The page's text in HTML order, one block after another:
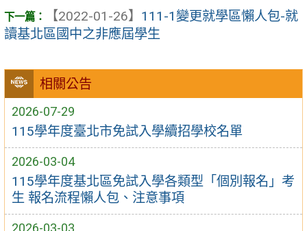
相關公告
2026-07-29
115學年度臺北市免試入學續招學校名單
2026-03-04
115學年度基北區免試入學各類型「個別報名」考
生 報名流程懶人包、注意事項
2026-03-03
【2022-01-26】 111-1變更就學區懶人包-就
讀基北區國中之非應屆學生